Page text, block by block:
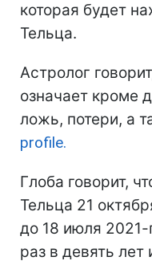
которая будет
Тельца.
Астролог
означает кроме
ложь, потери, а
profile.
Глоба говорит,
Тельца 21
до 18 июля 2021-
раз в девять лет